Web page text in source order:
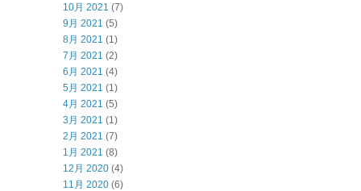
10月 2021 (7)
9月 2021 (5)
8月 2021 (1)
7月 2021 (2)
6月 2021 (4)
5月 2021 (1)
4月 2021 (5)
3月 2021 (1)
2月 2021 (7)
1月 2021 (8)
12月 2020 (4)
11月 2020 (6)